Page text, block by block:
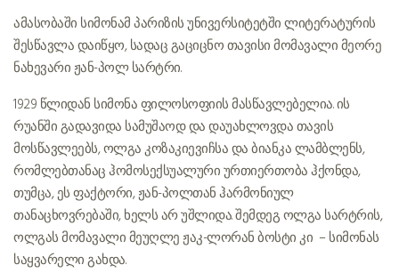
ამასობაში სიმონამ პარიზის უნივერსიტეტში ლიტერატურის
შესწავლა დაიწყო, სადაც გაციცნო თავისი მომავალი მეორე
ნახევარი ჟან-პოლ სარტრი.
1929 წლიდან სიმონა ფილოსოფიის მასწავლებელია. ის
რუანში გადავიდა სამუშაოდ და დაუახლოვდა თავის
მოსწავლეებს, ოლგა კოზაკიევიჩსა და ბიანკა ლამბლენს,
რომლებთანაც ჰომოსექსუალური ურთიერთობა ჰქონდა,
თუმცა, ეს ფაქტორი, ჟან-პოლთან ჰარმონიულ
თანაცხოვრებაში, ხელს არ უშლიდა. შემდეგ ოლგა სარტრის,
ოლგას მომავალი მეუღლე ჟაკ-ლორან ბოსტი კი – სიმონას
საყვარელი გახდა.